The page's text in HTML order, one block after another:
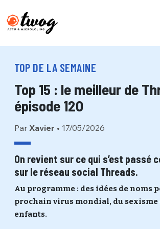
TOP DE LA SEMAINE
Top 15 : le meilleur de
épisode 120
Par Xavier • 17/05/2026
On revient sur ce qui s’est passé
sur le réseau social Threads.
Au programme : des idées de noms
prochain virus mondial, du sexisme
enfants.
PSEUDO *
EMAIL*
PASSWORD *
Connexion
PSEUDO
VOTRE PARTICIPATION
Que souhaitez-vous
Quelques
C'EST PARTI
Ma propre
M'INSCRIRE